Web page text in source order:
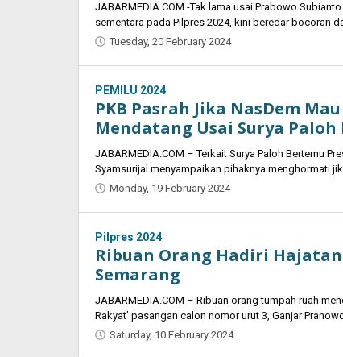
JABARMEDIA.COM -Tak lama usai Prabowo
sementara pada Pilpres 2024, kini beredar bocoran
Tuesday, 20 February 2024
PEMILU 2024
PKB Pasrah Jika NasDem
Mendatang Usai Surya
JABARMEDIA.COM – Terkait Surya Paloh Bertemu
Syamsurijal menyampaikan pihaknya menghormati
Monday, 19 February 2024
Pilpres 2024
Ribuan Orang Hadiri
Semarang
JABARMEDIA.COM – Ribuan orang tumpah ruah
Rakyat’ pasangan calon nomor urut 3, Ganjar
Saturday, 10 February 2024